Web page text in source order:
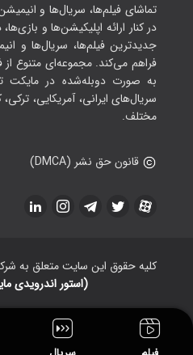
تماشای فیلم‌ها، سریال‌ها و
در کنار ارائه اپلیکیشن‌ها و
جدیدترین فیلم‌ها، سریال‌ها و
فراهم می‌کند. مجموعه‌ای متنوع از
به صورت دوبله‌شده در مایکت
سریال‌های ایرانی، آمریکایی،
مختلف.
قانون حق نشر (DMCA)
کلیه حقوق این سایت متعلق به
(استور اندرویدی